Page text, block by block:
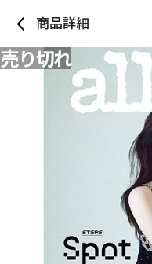
商品詳細
売り切れ